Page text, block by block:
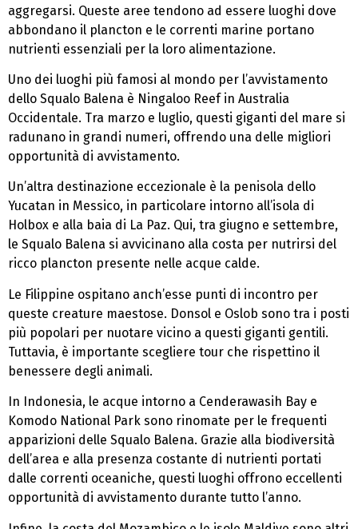
aggregarsi. Queste aree tendono ad essere luoghi dove
abbondano il plancton e le correnti marine portano
nutrienti essenziali per la loro alimentazione.
Uno dei luoghi più famosi al mondo per l’avvistamento
dello Squalo Balena è Ningaloo Reef in Australia
Occidentale. Tra marzo e luglio, questi giganti del mare si
radunano in grandi numeri, offrendo una delle migliori
opportunità di avvistamento.
Un’altra destinazione eccezionale è la penisola dello
Yucatan in Messico, in particolare intorno all’isola di
Holbox e alla baia di La Paz. Qui, tra giugno e settembre,
le Squalo Balena si avvicinano alla costa per nutrirsi del
ricco plancton presente nelle acque calde.
Le Filippine ospitano anch’esse punti di incontro per
queste creature maestose. Donsol e Oslob sono tra i posti
più popolari per nuotare vicino a questi giganti gentili.
Tuttavia, è importante scegliere tour che rispettino il
benessere degli animali.
In Indonesia, le acque intorno a Cenderawasih Bay e
Komodo National Park sono rinomate per le frequenti
apparizioni delle Squalo Balena. Grazie alla biodiversità
dell’area e alla presenza costante di nutrienti portati
dalle correnti oceaniche, questi luoghi offrono eccellenti
opportunità di avvistamento durante tutto l’anno.